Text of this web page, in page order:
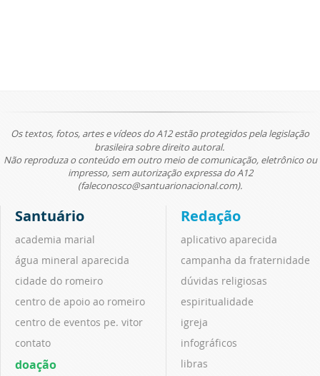
Os textos, fotos, artes e vídeos do A12 estão protegidos pela legislação
brasileira sobre direito autoral.
Não reproduza o conteúdo em outro meio de comunicação, eletrônico ou
impresso, sem autorização expressa do A12
(faleconosco@santuarionacional.com).
Santuário
academia marial
água mineral aparecida
cidade do romeiro
centro de apoio ao romeiro
centro de eventos pe. vitor
contato
doação
Redação
aplicativo aparecida
campanha da fraternidade
dúvidas religiosas
espiritualidade
igreja
infográficos
libras